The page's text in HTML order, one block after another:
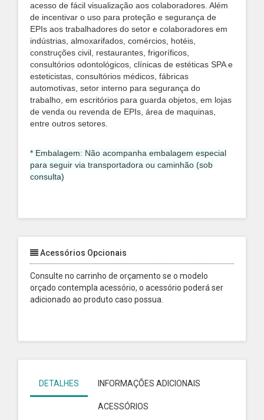
acesso de fácil visualização aos colaboradores. Além
de incentivar o uso para proteção e segurança de
EPIs aos trabalhadores do setor e colaboradores em
indústrias, almoxarifados, comércios, hotéis,
construções civil, restaurantes, frigoríficos,
consultórios odontológicos, clínicas de estéticas SPA e
esteticistas, consultórios médicos, fábricas
automotivas, setor interno para segurança do
trabalho, em escritórios para guarda objetos, em lojas
de venda ou revenda de EPIs, área de maquinas,
entre outros setores.
* Embalagem: Não acompanha embalagem especial
para seguir via transportadora ou caminhão (sob
consulta)
Acessórios Opcionais
Consulte no carrinho de orçamento se o modelo
orçado contempla acessório, o acessório poderá ser
adicionado ao produto caso possua.
DETALHES INFORMAÇÕES ADICIONAIS
ACESSÓRIOS